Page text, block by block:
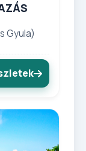
Gyula)